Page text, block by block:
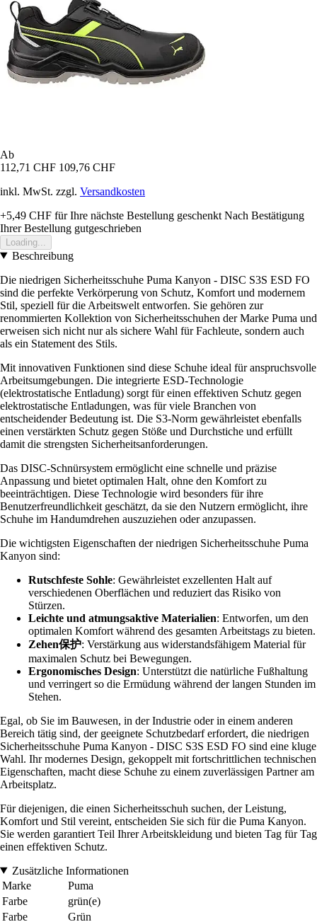
Ab
112,71 CHF 109,76 CHF
inkl. MwSt. zzgl. Versandkosten
+5,49 CHF für Ihre nächste Bestellung geschenkt Nach Bestätigung
Ihrer Bestellung gutgeschrieben
Loading...
Beschreibung
Die niedrigen Sicherheitsschuhe Puma Kanyon - DISC S3S ESD FO
sind die perfekte Verkörperung von Schutz, Komfort und modernem
Stil, speziell für die Arbeitswelt entworfen. Sie gehören zur
renommierten Kollektion von Sicherheitsschuhen der Marke Puma und
erweisen sich nicht nur als sichere Wahl für Fachleute, sondern auch
als ein Statement des Stils.
Mit innovativen Funktionen sind diese Schuhe ideal für anspruchsvolle
Arbeitsumgebungen. Die integrierte ESD-Technologie
(elektrostatische Entladung) sorgt für einen effektiven Schutz gegen
elektrostatische Entladungen, was für viele Branchen von
entscheidender Bedeutung ist. Die S3-Norm gewährleistet ebenfalls
einen verstärkten Schutz gegen Stöße und Durchstiche und erfüllt
damit die strengsten Sicherheitsanforderungen.
Das DISC-Schnürsystem ermöglicht eine schnelle und präzise
Anpassung und bietet optimalen Halt, ohne den Komfort zu
beeinträchtigen. Diese Technologie wird besonders für ihre
Benutzerfreundlichkeit geschätzt, da sie den Nutzern ermöglicht, ihre
Schuhe im Handumdrehen auszuziehen oder anzupassen.
Die wichtigsten Eigenschaften der niedrigen Sicherheitsschuhe Puma
Kanyon sind:
Rutschfeste Sohle: Gewährleistet exzellenten Halt auf
verschiedenen Oberflächen und reduziert das Risiko von
Stürzen.
Leichte und atmungsaktive Materialien: Entworfen, um den
optimalen Komfort während des gesamten Arbeitstags zu bieten.
Zehen保护: Verstärkung aus widerstandsfähigem Material für
maximalen Schutz bei Bewegungen.
Ergonomisches Design: Unterstützt die natürliche Fußhaltung
und verringert so die Ermüdung während der langen Stunden im
Stehen.
Egal, ob Sie im Bauwesen, in der Industrie oder in einem anderen
Bereich tätig sind, der geeignete Schutzbedarf erfordert, die niedrigen
Sicherheitsschuhe Puma Kanyon - DISC S3S ESD FO sind eine kluge
Wahl. Ihr modernes Design, gekoppelt mit fortschrittlichen technischen
Eigenschaften, macht diese Schuhe zu einem zuverlässigen Partner am
Arbeitsplatz.
Für diejenigen, die einen Sicherheitsschuh suchen, der Leistung,
Komfort und Stil vereint, entscheiden Sie sich für die Puma Kanyon.
Sie werden garantiert Teil Ihrer Arbeitskleidung und bieten Tag für Tag
einen effektiven Schutz.
Zusätzliche Informationen
Marke
Puma
Farbe
grün(e)
Farbe
Grün